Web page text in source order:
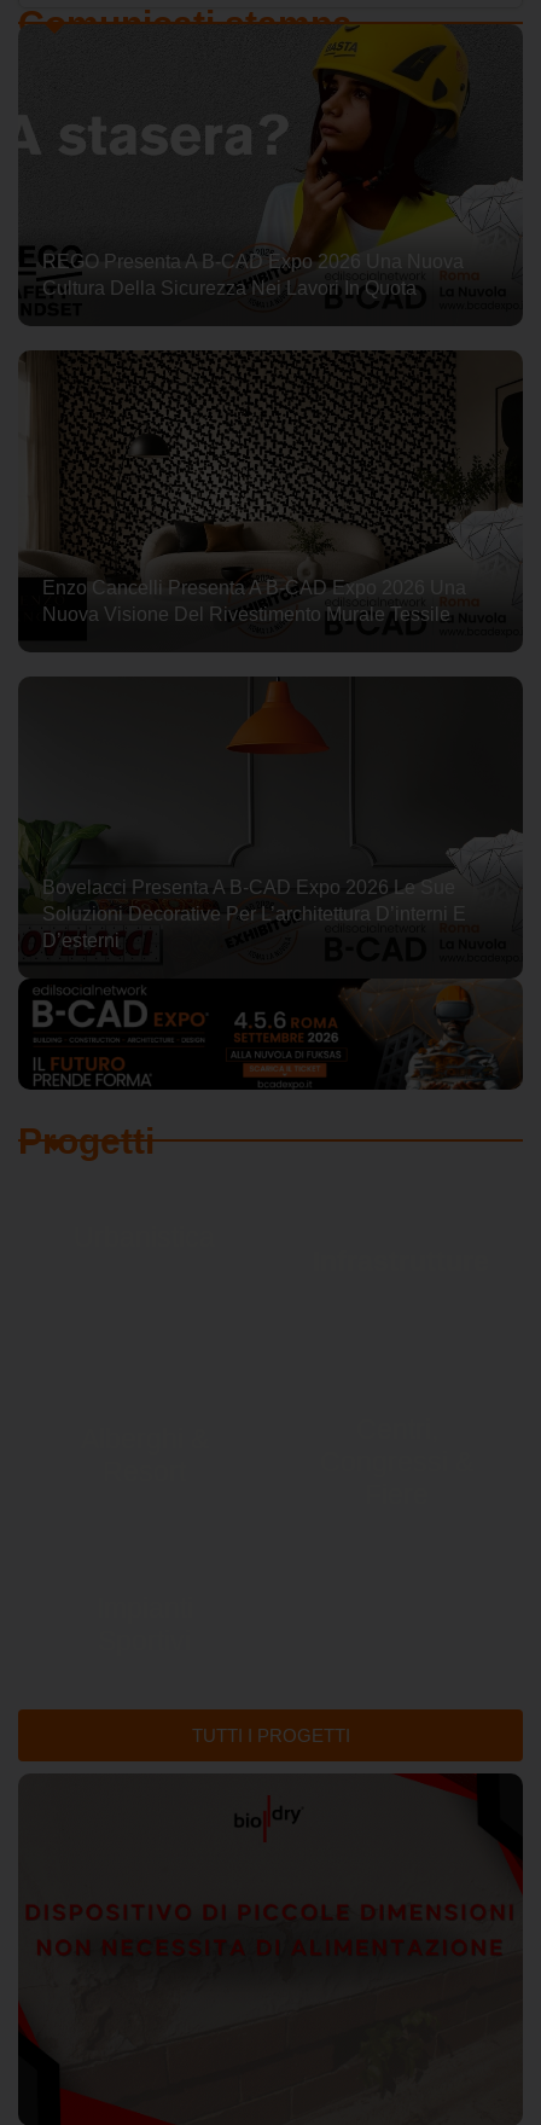
Comunicati stampa
REGO Presenta A B-CAD Expo 2026 Una Nuova
Cultura Della Sicurezza Nei Lavori In Quota
Enzo Cancelli Presenta A B-CAD Expo 2026 Una
Nuova Visione Del Rivestimento Murale Tessile
Bovelacci Presenta A B-CAD Expo 2026 Le Sue
Soluzioni Decorative Per L’architettura D’interni E
D’esterni
Progetti
TUTTI I PROGETTI